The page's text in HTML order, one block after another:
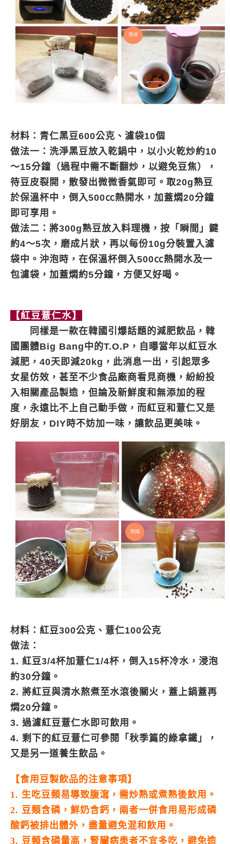
材料： 青仁黑豆600公克、濾袋10個
做法一： 洗淨黑豆放入乾鍋中，以小火乾炒約10
～15分鐘（過程中需不斷翻炒，以避免豆焦），
待豆皮裂開，散發出微微香氣即可。取20g熟豆
於保溫杯中，倒入500㏄熱開水，加蓋燜20分鐘
即可享用。
做法二： 將300g熟豆放入料理機，按「瞬間」鍵
約4～5次，磨成片狀，再以每份10g分裝置入濾
袋中。沖泡時，在保溫杯倒入500㏄熱開水及一
包濾袋，加蓋燜約5分鐘，方便又好喝。
【紅豆薏仁水】
同樣是一款在韓國引爆話題的減肥飲品，韓
國團體Big Bang中的T.O.P，自曝當年以紅豆水
減肥，40天即減20kg，此消息一出，引起眾多
女星仿效，甚至不少食品廠商看見商機，紛紛投
入相關產品製造，但論及新鮮度和無添加的程
度，永遠比不上自己動手做，而紅豆和薏仁又是
好朋友，DIY時不妨加一味，讓飲品更美味。
材料： 紅豆300公克、薏仁100公克
做法：
1. 紅豆3/4杯加薏仁1/4杯，倒入15杯冷水，浸泡
約30分鐘。
2. 將紅豆與清水熬煮至水滾後關火，蓋上鍋蓋再
燜20分鐘。
3. 過濾紅豆薏仁水即可飲用。
4. 剩下的紅豆薏仁可參閱「秋季篇的綠拿鐵」，
又是另一道養生飲品。
【食用豆製飲品的注意事項】
1. 生吃豆類易導致腹瀉，需炒熟或煮熟後飲用。
2. 豆類含磷，鮮奶含鈣，兩者一併食用易形成磷
酸鈣被排出體外，盡量避免混和飲用。
3. 豆類含磷量高，腎臟病患者不宜多吃，避免造